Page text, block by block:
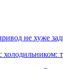
не хуже
холодильником: